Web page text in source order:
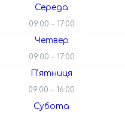
Середа
09:00 17:00
Четвер
09:00 17:00
Пʼятниця
09:00 16:00
Субота